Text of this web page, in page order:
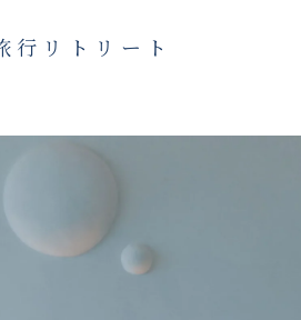
行リトリート